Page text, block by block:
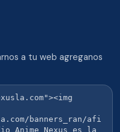
a tu web agreganos